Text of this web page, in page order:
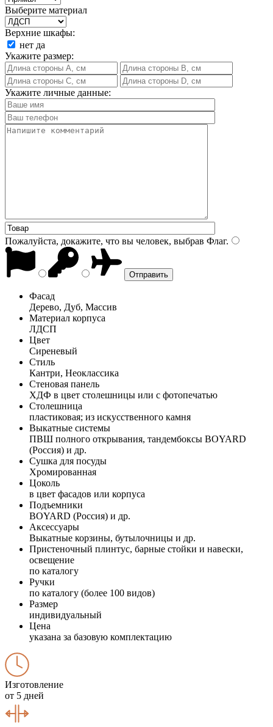
Выберите материал
Верхние шкафы:
нет да
Укажите размер:
Укажите личные данные:
Пожалуйста, докажите, что вы человек, выбрав Флаг.
Фасад
Дерево, Дуб, Массив
Материал корпуса
ЛДСП
Цвет
Сиреневый
Стиль
Кантри, Неоклассика
Стеновая панель
ХДФ в цвет столешницы или с фотопечатью
Столешница
пластиковая; из искусственного камня
Выкатные системы
ПВШ полного открывания, тандембоксы BOYARD
(Россия) и др.
Сушка для посуды
Хромированная
Цоколь
в цвет фасадов или корпуса
Подъемники
BOYARD (Россия) и др.
Аксессуары
Выкатные корзины, бутылочницы и др.
Пристеночный плинтус, барные стойки и навески,
освещение
по каталогу
Ручки
по каталогу (более 100 видов)
Размер
индивидуальный
Цена
указана за базовую комплектацию
Изготовление
от 5 дней